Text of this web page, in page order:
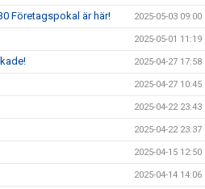
Företagspokal är här! 2025-05-03 09:00
2025-05-01 11:19
2025-04-27 17:58
2025-04-27 10:45
2025-04-22 23:43
2025-04-22 23:37
2025-04-15 12:50
2025-04-14 14:06